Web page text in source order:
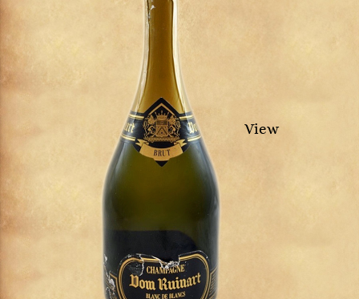
View